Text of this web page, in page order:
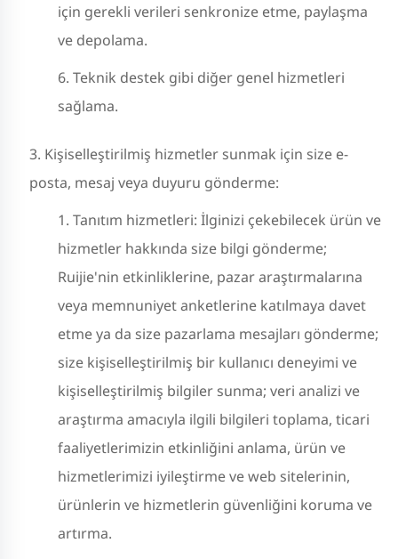
için gerekli verileri senkronize etme, paylaşma
ve depolama.
Teknik destek gibi diğer genel hizmetleri
sağlama.
Kişiselleştirilmiş hizmetler sunmak için size e-
posta, mesaj veya duyuru gönderme:
Tanıtım hizmetleri: İlginizi çekebilecek ürün ve
hizmetler hakkında size bilgi gönderme;
Ruijie'nin etkinliklerine, pazar araştırmalarına
veya memnuniyet anketlerine katılmaya davet
etme ya da size pazarlama mesajları gönderme;
size kişiselleştirilmiş bir kullanıcı deneyimi ve
kişiselleştirilmiş bilgiler sunma; veri analizi ve
araştırma amacıyla ilgili bilgileri toplama, ticari
faaliyetlerimizin etkinliğini anlama, ürün ve
hizmetlerimizi iyileştirme ve web sitelerinin,
ürünlerin ve hizmetlerin güvenliğini koruma ve
artırma.